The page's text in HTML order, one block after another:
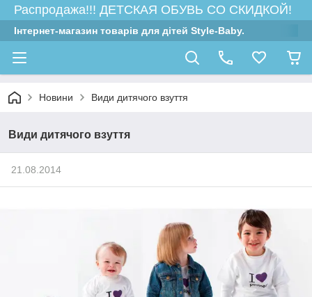
Распродажа!!! ДЕТСКАЯ ОБУВЬ СО СКИДКОЙ!
Інтернет-магазин товарів для дітей Style-Baby.
Новини Види дитячого взуття
Види дитячого взуття
21.08.2014